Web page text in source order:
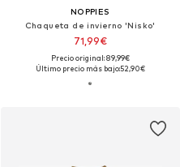
NOPPIES
Chaqueta de invierno 'Nisko'
71,99€
Precio original: 89,99€
Último precio más bajo:52,90€